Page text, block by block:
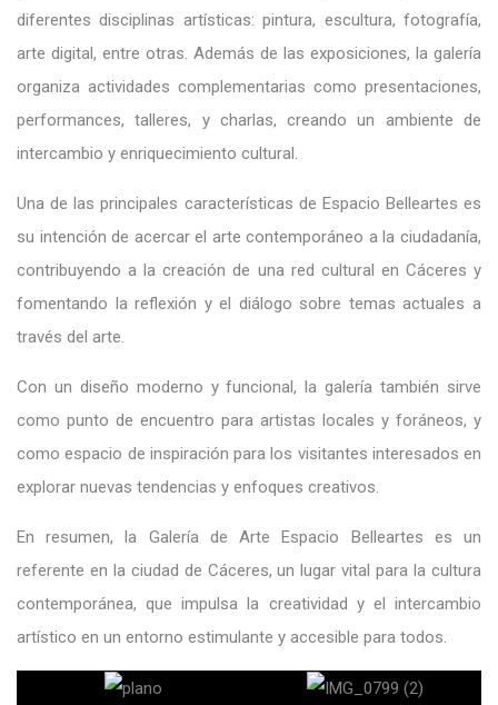
diferentes disciplinas artísticas: pintura, escultura, fotografía,
arte digital, entre otras. Además de las exposiciones, la galería
organiza actividades complementarias como presentaciones,
performances, talleres, y charlas, creando un ambiente de
intercambio y enriquecimiento cultural.
Una de las principales características de Espacio Belleartes es
su intención de acercar el arte contemporáneo a la ciudadanía,
contribuyendo a la creación de una red cultural en Cáceres y
fomentando la reflexión y el diálogo sobre temas actuales a
través del arte.
Con un diseño moderno y funcional, la galería también sirve
como punto de encuentro para artistas locales y foráneos, y
como espacio de inspiración para los visitantes interesados en
explorar nuevas tendencias y enfoques creativos.
En resumen, la Galería de Arte Espacio Belleartes es un
referente en la ciudad de Cáceres, un lugar vital para la cultura
contemporánea, que impulsa la creatividad y el intercambio
artístico en un entorno estimulante y accesible para todos.